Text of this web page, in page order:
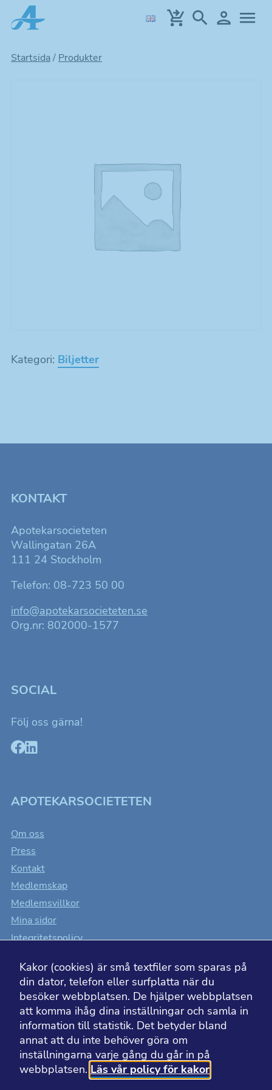
Hoppa
till
Startsida/ Produkter
Kategori: Biljetter
KONTAKT
Apotekarsocieteten
Wallingatan 26A
111 24 Stockholm
Telefon: 08-723 50 00
info@apotekarsocieteten.se
Org.nr: 802000-1577
SOCIAL
Följ oss gärna!
APOTEKARSOCIETETEN
Om oss
Press
Kontakt
Medlemskap
Medlemsvillkor
Mina sidor
Integritetspolicy
Tillgänglighet
BESÖK ÄVEN
Läkemedelsakademin
Kakor (cookies) är små textfiler som sparas på
din dator, telefon eller surfplatta när du
besöker webbplatsen. De hjälper webbplatsen
att komma ihåg dina inställningar och samla in
information till statistik. Det betyder bland
annat att du inte behöver göra om
inställningarna varje gång du går in på
webbplatsen. Läs vår policy för kakor